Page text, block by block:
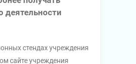
стендах учреждения
сайте учреждения